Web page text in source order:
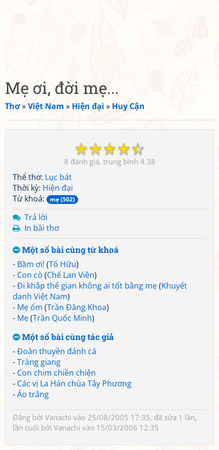
Mẹ ơi, đời mẹ...
Thơ»Việt Nam » Hiện đại » Huy Cận
☆
☆
☆
☆
☆
8 4.38
Thể thơ: Lục bát
Thời kỳ: Hiện đại
Từ khoá:
mẹ (502)
Trả lời
In bài thơ
Một số bài cùng từ khoá
- Bầm ơi! (Tố Hữu)
- Con cò (Chế Lan Viên)
-Đi khắp thế gian không ai tốt bằng mẹ(Khuyết
danh Việt Nam)
- Mẹ ốm (Trần Đăng Khoa)
- Mẹ(Trần Quốc Minh)
Một số bài cùng tác giả
-Đoàn thuyền đánh cá
-Tràng giang
- Con chim chiền chiện
- Các vị La Hán chùa Tây Phương
-Áo trắng
Đăng bởi Vanachi vào 25/08/2005 17:35, đã sửa 1 lần,
lần cuối bởi Vanachi vào 15/03/2006 12:35